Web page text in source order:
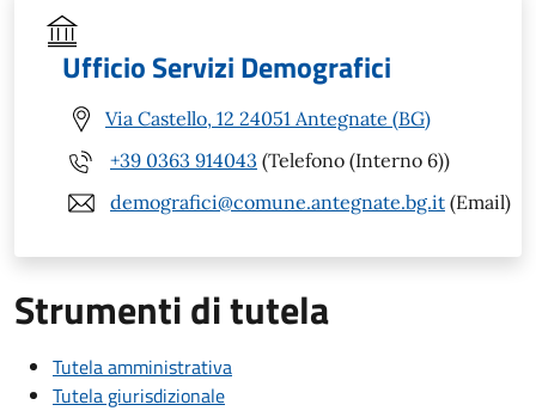
Ufficio Servizi Demografici
Via Castello, 12 24051 Antegnate (BG)
+39 0363 914043 (Telefono (Interno 6))
demografici@comune.antegnate.bg.it (Email)
Strumenti di tutela
Tutela amministrativa
Tutela giurisdizionale